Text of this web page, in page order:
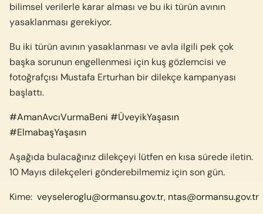
bilimsel verilerle karar alması ve bu iki türün avının
yasaklanması gerekiyor.
Bu iki türün avının yasaklanması ve avla ilgili pek çok
başka sorunun engellenmesi için kuş gözlemcisi ve
fotoğrafçısı Mustafa Erturhan bir dilekçe kampanyası
başlattı.
#AmanAvcıVurmaBeni #ÜveyikYaşasın
#ElmabaşYaşasın
Aşağıda bulacağınız dilekçeyi lütfen en kısa sürede iletin.
10 Mayıs dilekçeleri gönderebilmemiz için son gün.
Kime: veyseleroglu@ormansu.gov.tr, ntas@ormansu.gov.tr